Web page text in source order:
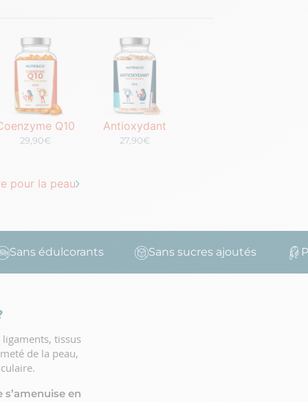
Q10
29,90€
Antioxydant
27,90€
pour la peau
édulcorants Sans sucres ajoutés
tissus
de la peau,
en